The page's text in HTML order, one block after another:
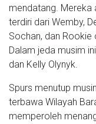
mendatang. Mereka
terdiri dari Wemby,
Sochan, dan Rookie
Dalam jeda musim
dan Kelly Olynyk.
Spurs menutup
terbawa Wilayah
memperoleh